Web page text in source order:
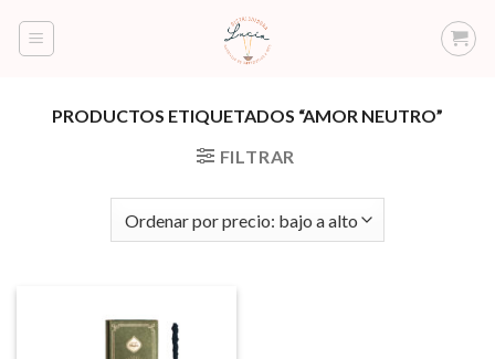
PRODUCTOS ETIQUETADOS “AMOR NEUTRO”
FILTRAR